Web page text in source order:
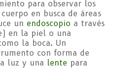
para observar los
en busca de áreas
un endoscopio a través
en la piel o una
la boca. Un
con forma de
luz y una lente para